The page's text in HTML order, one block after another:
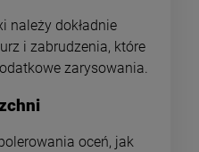
należy dokładnie
i zabrudzenia, które
zarysowania.
oceń, jak